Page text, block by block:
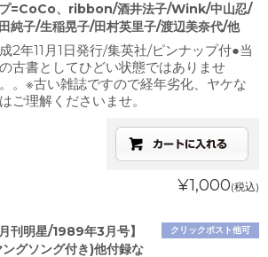
=CoCo、ribbon/酒井法子/Wink/中山忍/
純子/生稲晃子/田村英里子/渡辺美奈代/他
2年11月1日発行/集英社/ピンナップ付●当
古書としてひどい状態ではありませ
。※古い雑誌ですので経年劣化、ヤケな
ご理解くださいませ。
¥1,000(税込)
クリックポスト他可
月刊明星/1989年3月号】
ングソング付き)他付録な